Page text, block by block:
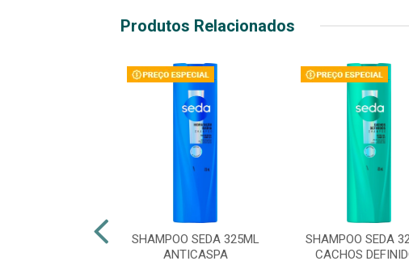
Produtos Relacionados
SHAMPOO SEDA 325ML
ANTICASPA
SHAMPOO SEDA
CACHOS